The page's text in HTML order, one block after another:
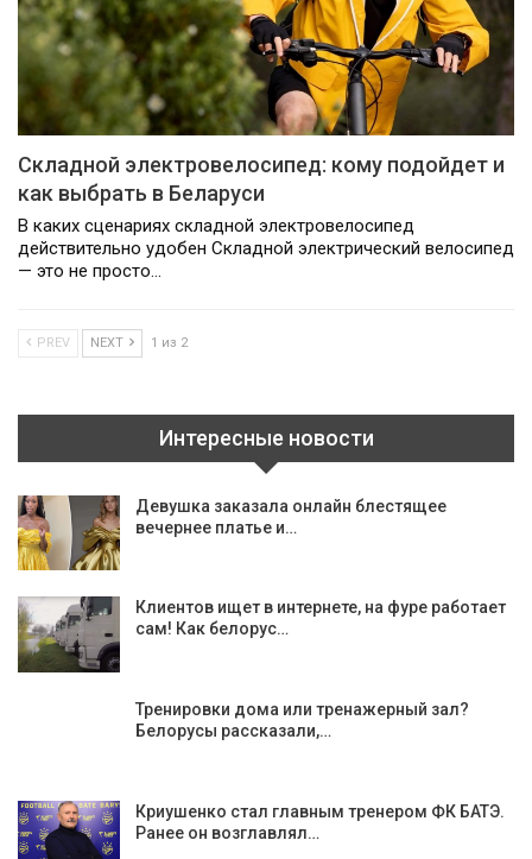
Складной электровелосипед: кому подойдет и
как выбрать в Беларуси
В каких сценариях складной электровелосипед
действительно удобен Складной электрический велосипед
— это не просто…
PREV NEXT 1 из 2
Интересные новости
Девушка заказала онлайн блестящее
вечернее платье и…
Клиентов ищет в интернете, на фуре работает
сам! Как белорус…
Тренировки дома или тренажерный зал?
Белорусы рассказали,…
Криушенко стал главным тренером ФК БАТЭ.
Ранее он возглавлял…